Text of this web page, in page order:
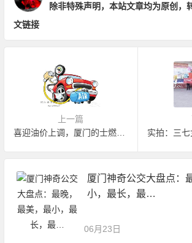
除非特殊声明，本站文章均为原创，
文链接
上一篇
喜迎油价上调，厦门的士燃油费明天升至3元
厦门神奇公交大盘点：
小，最长，最…
06月23日